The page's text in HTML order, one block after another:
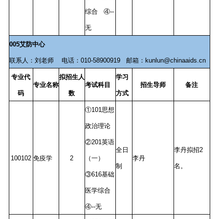
综合 ④--
无
005艾防中心
联系人：刘老师 电话：010-58900919 邮箱：kunlun@chinaaids.cn
专业代
码
专业名称
拟招生人
数
考试科目
学习
方式
招生导师 备注
100102 免疫学 2
①101思想
政治理论
②201英语
（一）
③616基础
医学综合
④--无
全日
制
李丹
李丹拟招2
名。